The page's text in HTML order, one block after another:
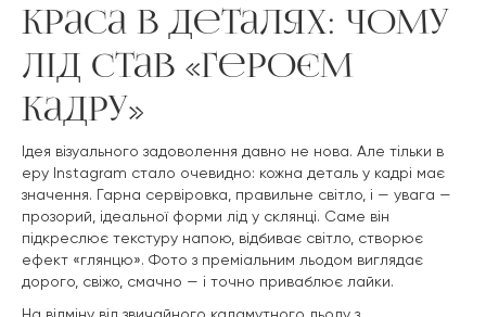
Краса в деталях: чому
лід став «героєм
кадру»
Ідея візуального задоволення давно не нова. Але тільки в
еру Instagram стало очевидно: кожна деталь у кадрі має
значення. Гарна сервіровка, правильне світло, і — увага —
прозорий, ідеальної форми лід у склянці. Саме він
підкреслює текстуру напою, відбиває світло, створює
ефект «глянцю». Фото з преміальним льодом виглядає
дорого, свіжо, смачно — і точно приваблює лайки.